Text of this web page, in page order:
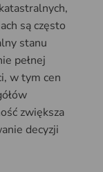
są często
stanu
pełnej
w tym cen
zwiększa
decyzji